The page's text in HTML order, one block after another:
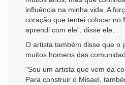
influência na minha vida. A
coração que tentei colocar no
aprendi com ele”, disse ele.
O artista também disse que o
muitos homens das
“Sou um artista que vem da
Para construir o Misael,